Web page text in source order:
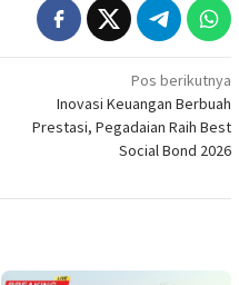
Pos berikutnya
Inovasi Keuangan Berbuah
Prestasi, Pegadaian Raih Best
Social Bond 2026